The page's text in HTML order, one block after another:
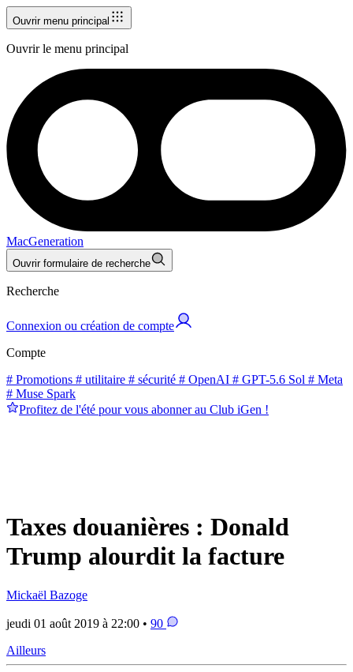
Ouvrir menu principal
Ouvrir le menu principal
MacGeneration
Ouvrir formulaire de recherche
Recherche
Connexion ou création de compte
Compte
# Promotions # utilitaire # sécurité # OpenAI # GPT-5.6 Sol # Meta
# Muse Spark
Profitez de l'été pour vous abonner au Club iGen !
Taxes douanières : Donald
Trump alourdit la facture
Mickaël Bazoge
jeudi 01 août 2019 à 22:00 • 90
Ailleurs